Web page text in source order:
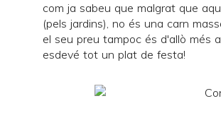
com ja sabeu que malgrat que
(pels jardins), no és una carn
el seu preu tampoc és d'allò més
esdevé tot un plat de festa!